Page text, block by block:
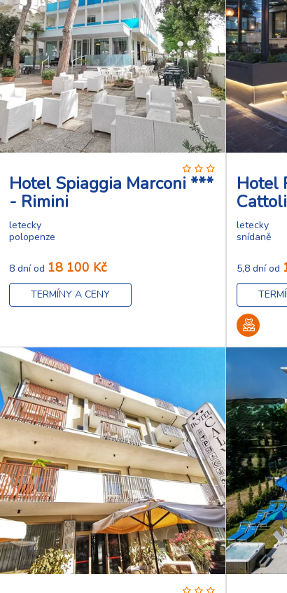
Hotel Spiaggia Marconi ***
- Rimini
letecky
polopenze
8 dní od 18 100 Kč
TERMÍNY A CENY
Hotel
letecky
snídaně
5,8 dní od